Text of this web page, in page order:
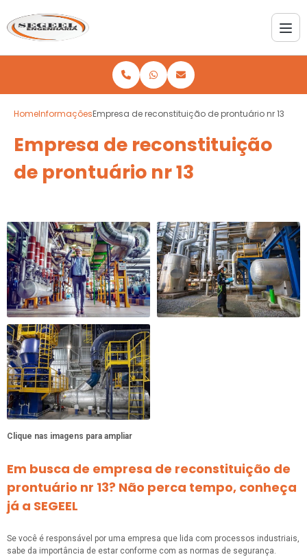
HomeInformaçõesEmpresa de reconstituição de prontuário nr 13
Empresa de reconstituição
de prontuário nr 13
Clique nas imagens para ampliar
Em busca de empresa de reconstituição de
prontuário nr 13? Não perca tempo, conheça
já a SEGEEL
Se você é responsável por uma empresa que lida com processos industriais,
sabe da importância de estar conforme com as normas de segurança.